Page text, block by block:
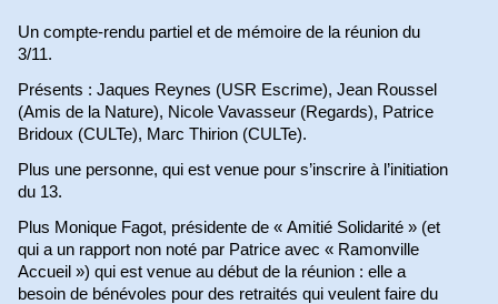
Un compte-rendu partiel et de mémoire de la réunion du
3/11.
Présents : Jaques Reynes (USR Escrime), Jean Roussel
(Amis de la Nature), Nicole Vavasseur (Regards), Patrice
Bridoux (CULTe), Marc Thirion (CULTe).
Plus une personne, qui est venue pour s’inscrire à l’initiation
du 13.
Plus Monique Fagot, présidente de « Amitié Solidarité » (et
qui a un rapport non noté par Patrice avec « Ramonville
Accueil ») qui est venue au début de la réunion : elle a
besoin de bénévoles pour des retraités qui veulent faire du